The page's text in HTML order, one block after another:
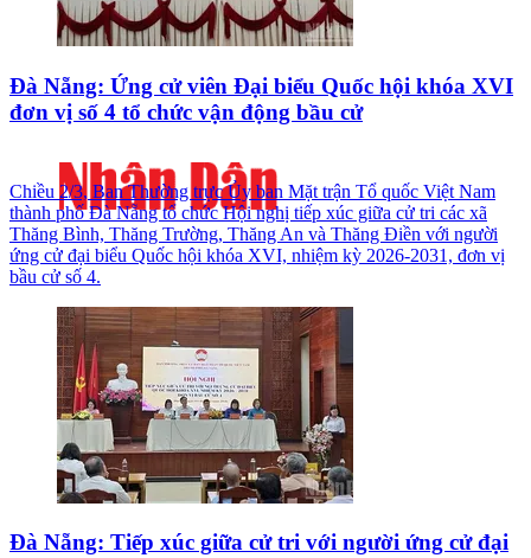
Đà Nẵng: Ứng cử viên Đại biểu Quốc hội khóa XVI
đơn vị số 4 tổ chức vận động bầu cử
Chiều 2/3, Ban Thường trực Ủy ban Mặt trận Tổ quốc Việt Nam
thành phố Đà Nẵng tổ chức Hội nghị tiếp xúc giữa cử tri các xã
Thăng Bình, Thăng Trường, Thăng An và Thăng Điền với người
ứng cử đại biểu Quốc hội khóa XVI, nhiệm kỳ 2026-2031, đơn vị
bầu cử số 4.
Đà Nẵng: Tiếp xúc giữa cử tri với người ứng cử đại